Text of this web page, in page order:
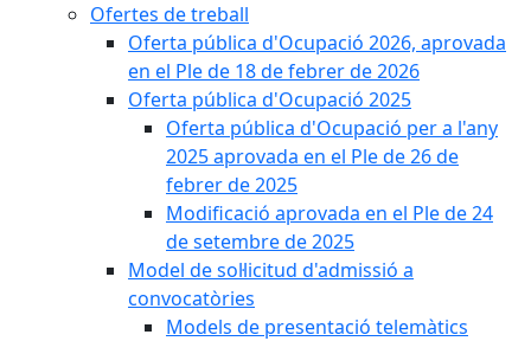
Ofertes de treball
Oferta pública d'Ocupació 2026, aprovada
en el Ple de 18 de febrer de 2026
Oferta pública d'Ocupació 2025
Oferta pública d'Ocupació per a l'any
2025 aprovada en el Ple de 26 de
febrer de 2025
Modificació aprovada en el Ple de 24
de setembre de 2025
Model de sol·licitud d'admissió a
convocatòries
Models de presentació telemàtics